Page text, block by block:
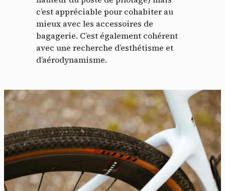
c’est appréciable pour cohabiter au
mieux avec les accessoires de
bagagerie. C’est également cohérent
avec une recherche d’esthétisme et
d’aérodynamisme.